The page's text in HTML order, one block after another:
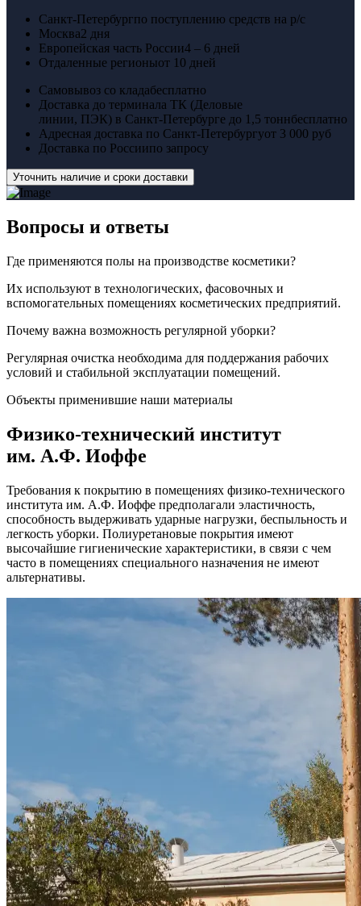
Санкт-Петербургпо поступлению средств на р/с
Москва2 дня
Европейская часть России4 – 6 дней
Отдаленные регионыот 10 дней
Самовывоз со кладабесплатно
Доставка до терминала ТК (Деловые
линии, ПЭК) в Санкт-Петербурге до 1,5 тоннбесплатно
Адресная доставка по Санкт-Петербургуот 3 000 руб
Доставка по Россиипо запросу
Уточнить наличие и сроки доставки
Вопросы и ответы
Где применяются полы на производстве косметики?
Их используют в технологических, фасовочных и
вспомогательных помещениях косметических предприятий.
Почему важна возможность регулярной уборки?
Регулярная очистка необходима для поддержания рабочих
условий и стабильной эксплуатации помещений.
Объекты применившие наши материалы
Физико-технический институт
им. А.Ф. Иоффе
Требования к покрытию в помещениях физико-технического
института им. А.Ф. Иоффе предполагали эластичность,
способность выдерживать ударные нагрузки, беспыльность и
легкость уборки. Полиуретановые покрытия имеют
высочайшие гигиенические характеристики, в связи с чем
часто в помещениях специального назначения не имеют
альтернативы.